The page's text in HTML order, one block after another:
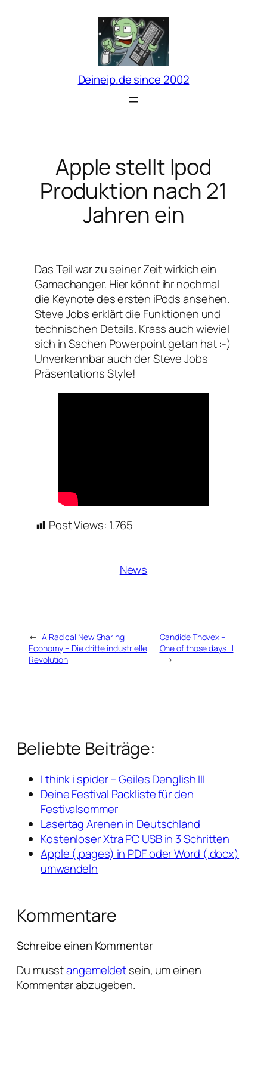
Deineip.de since 2002
Apple stellt Ipod
Produktion nach 21
Jahren ein
Das Teil war zu seiner Zeit wirkich ein
Gamechanger. Hier könnt ihr nochmal
die Keynote des ersten iPods ansehen.
Steve Jobs erklärt die Funktionen und
technischen Details. Krass auch wieviel
sich in Sachen Powerpoint getan hat :-)
Unverkennbar auch der Steve Jobs
Präsentations Style!
Post Views: 1.765
News
← A Radical New Sharing
Economy – Die dritte industrielle
Revolution
Candide Thovex –
One of those days III
→
Beliebte Beiträge:
I think i spider – Geiles Denglish III
Deine Festival Packliste für den
Festivalsommer
Lasertag Arenen in Deutschland
Kostenloser Xtra PC USB in 3 Schritten
Apple (.pages) in PDF oder Word (.docx)
umwandeln
Kommentare
Schreibe einen Kommentar
Du musstangemeldetsein, um einen
Kommentar abzugeben.